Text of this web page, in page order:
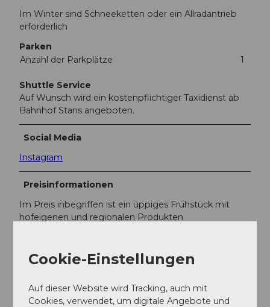
Im Winter sind Schneeketten oder ein Allradantrieb
erforderlich
Parken
Anzahl der Parkplätze
1
Shuttle Service
Auf Wunsch wird ein kostenpflichtiger Taxidienst ab
Bahnhof Stans angeboten.
Social Media
Instagram
Preisinformationen
Im Preis inbegriffen ist ein üppiges Frühstück mit
hofeigenen und regionalen Produkten
In der Nähe Auf der Karte anschauen
Cookie-Einstellungen
Auf dieser Website wird Tracking, auch mit
Cookies, verwendet, um digitale Angebote und